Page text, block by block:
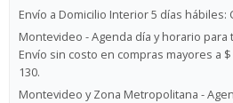
Envío a Domicilio Interior 5 días hábiles:
Montevideo - Agenda día y horario para
Envío sin costo en compras mayores a
130.
Montevideo y Zona Metropolitana -